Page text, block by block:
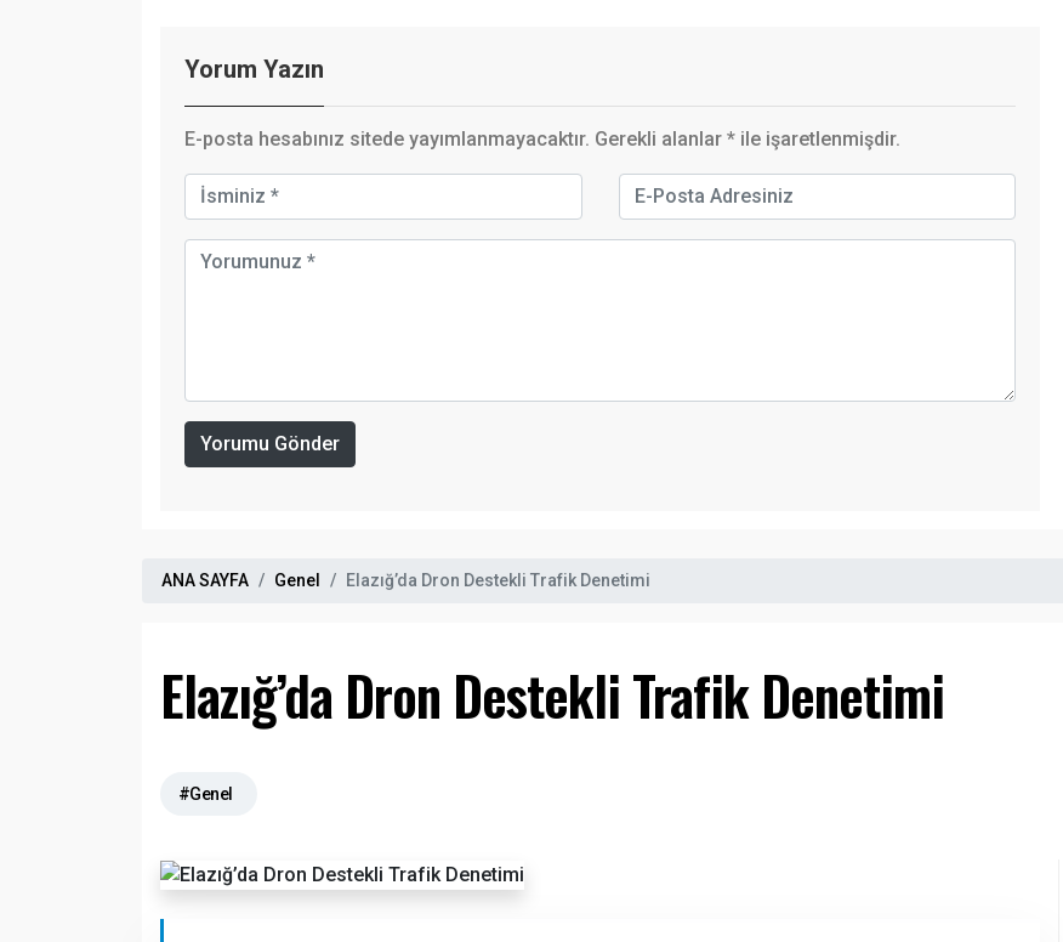
Yorum Yazın
E-posta hesabınız sitede yayımlanmayacaktır. Gerekli alanlar * ile işaretlenmişdir.
Yorumu Gönder
ANA SAYFA Genel Elazığ’da Dron Destekli Trafik Denetimi
Elazığ’da Dron Destekli Trafik Denetimi
#Genel